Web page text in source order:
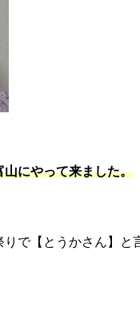
にやって来ました。
で【とうかさん】と